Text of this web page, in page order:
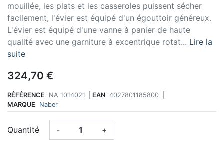
mouillée, les plats et les casseroles puissent sécher
facilement, l'évier est équipé d'un égouttoir généreux.
L'évier est équipé d'une vanne à panier de haute
qualité avec une garniture à excentrique rotat... Lire la
suite
324,70 €
RÉFÉRENCE NA 1014021 EAN 4027801185800
MARQUE
Naber
Quantité - +